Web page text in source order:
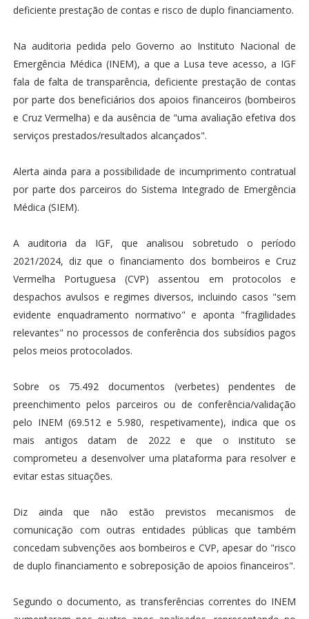
deficiente prestação de contas e risco de duplo financiamento.
Na auditoria pedida pelo Governo ao Instituto Nacional de
Emergência Médica (INEM), a que a Lusa teve acesso, a IGF
fala de falta de transparência, deficiente prestação de contas
por parte dos beneficiários dos apoios financeiros (bombeiros
e Cruz Vermelha) e da ausência de "uma avaliação efetiva dos
serviços prestados/resultados alcançados".
Alerta ainda para a possibilidade de incumprimento contratual
por parte dos parceiros do Sistema Integrado de Emergência
Médica (SIEM).
A auditoria da IGF, que analisou sobretudo o período
2021/2024, diz que o financiamento dos bombeiros e Cruz
Vermelha Portuguesa (CVP) assentou em protocolos e
despachos avulsos e regimes diversos, incluindo casos "sem
evidente enquadramento normativo" e aponta "fragilidades
relevantes" no processos de conferência dos subsídios pagos
pelos meios protocolados.
Sobre os 75.492 documentos (verbetes) pendentes de
preenchimento pelos parceiros ou de conferência/validação
pelo INEM (69.512 e 5.980, respetivamente), indica que os
mais antigos datam de 2022 e que o instituto se
comprometeu a desenvolver uma plataforma para resolver e
evitar estas situações.
Diz ainda que não estão previstos mecanismos de
comunicação com outras entidades públicas que também
concedam subvenções aos bombeiros e CVP, apesar do "risco
de duplo financiamento e sobreposição de apoios financeiros".
Segundo o documento, as transferências correntes do INEM